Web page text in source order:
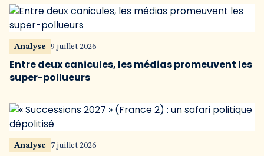
Analyse 9 juillet 2026
Entre deux canicules, les médias promeuvent les
super-pollueurs
Analyse 7 juillet 2026